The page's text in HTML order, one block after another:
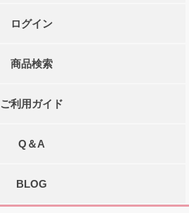
ログイン
商品検索
ご利用ガイド
Q＆A
BLOG